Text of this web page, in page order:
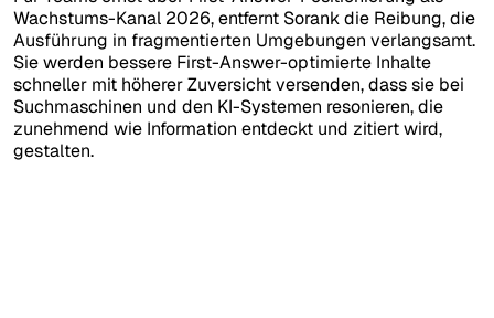
Wachstums-Kanal 2026, entfernt Sorank die Reibung, die
Ausführung in fragmentierten Umgebungen verlangsamt.
Sie werden bessere First-Answer-optimierte Inhalte
schneller mit höherer Zuversicht versenden, dass sie bei
Suchmaschinen und den KI-Systemen resonieren, die
zunehmend wie Information entdeckt und zitiert wird,
gestalten.